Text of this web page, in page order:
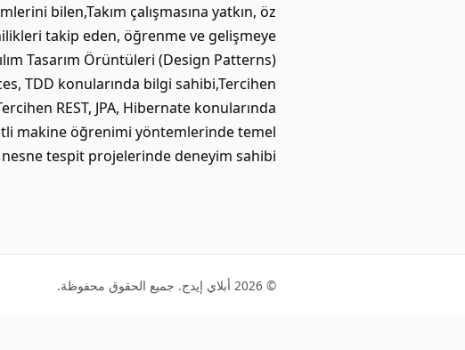
bilen,Takım çalışmasına yatkın, öz
takip eden, öğrenme ve gelişmeye
Tasarım Örüntüleri (Design Patterns)
TDD konularında bilgi sahibi,Tercihen
REST, JPA, Hibernate konularında
makine öğrenimi yöntemlerinde temel
tespit projelerinde deneyim sahibi.
© 2026 أبلاي إيدج. جميع الحقوق محفوظة.